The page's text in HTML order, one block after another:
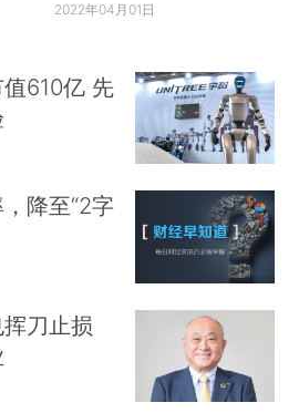
2022年04月01日
610亿 先
降至“2字
挥刀止损